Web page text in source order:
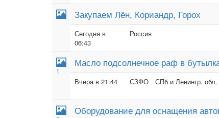
Закупаем Лён, Кориандр, Горох
Сегодня в
06:43
Россия
1
Масло подсолнечное раф в
Вчера в 21:44 СЗФО СПб и Ленингр. обл.
Оборудование для оснащения